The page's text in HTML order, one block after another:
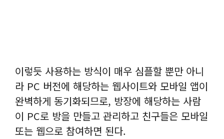
이렇듯 사용하는 방식이 매우 심플할 뿐만 아니
라 PC 버전에 해당하는 웹사이트와 모바일 앱이
완벽하게 동기화되므로, 방장에 해당하는 사람
이 PC로 방을 만들고 관리하고 친구들은 모바일
또는 웹으로 참여하면 된다.